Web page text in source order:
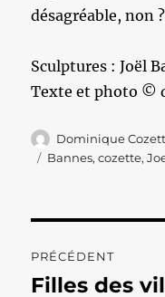
désagréable, non ?
Sculptures : Joël
Texte et photo ©
Auteur
Dominique
Étiquettes
Bannes,cozette,
de
PRÉCÉDENT
Publication
Filles des